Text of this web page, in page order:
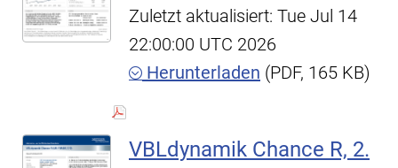
Zuletzt aktualisiert: Tue Jul 14
22:00:00 UTC 2026
Herunterladen (PDF, 165 KB)
VBLdynamik Chance R, 2.